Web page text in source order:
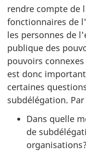
rendre compte de
fonctionnaires de
les personnes de
publique des
pouvoirs
est donc
certaines
subdélégation.
Dans quelle
de
organisations?